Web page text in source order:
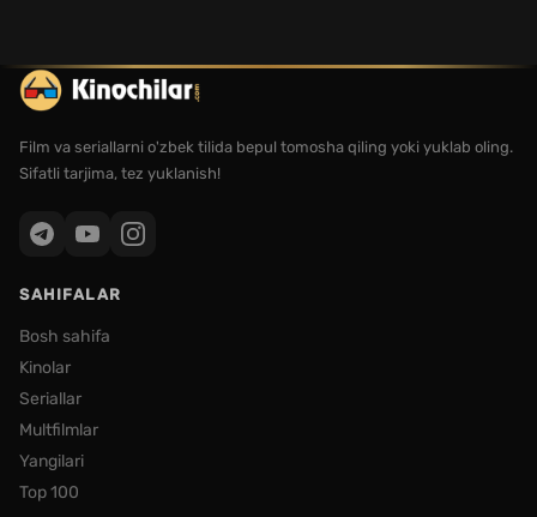
Film va seriallarni o'zbek tilida bepul tomosha qiling yoki yuklab oling.
Sifatli tarjima, tez yuklanish!
SAHIFALAR
Bosh sahifa
Kinolar
Seriallar
Multfilmlar
Yangilari
Top 100